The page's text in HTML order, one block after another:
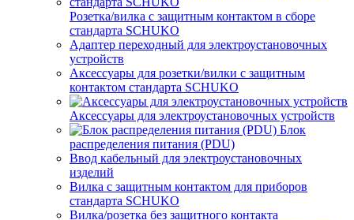
Розетка/вилка с защитным контактом в сборе
стандарта SCHUKO
Адаптер переходный для электроустановочных
устройств
Аксессуары для розетки/вилки с защитным
контактом стандарта SCHUKO
Аксессуары для электроустановочных устройств
Блок
распределения питания (PDU)
Ввод кабельный для электроустановочных
изделий
Вилка с защитным контактом для приборов
стандарта SCHUKO
Вилка/розетка без защитного контакта